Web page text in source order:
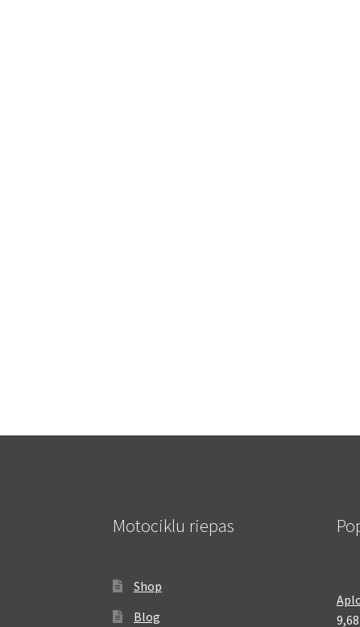
Motociklu riepas
Shop
Blog
9,68